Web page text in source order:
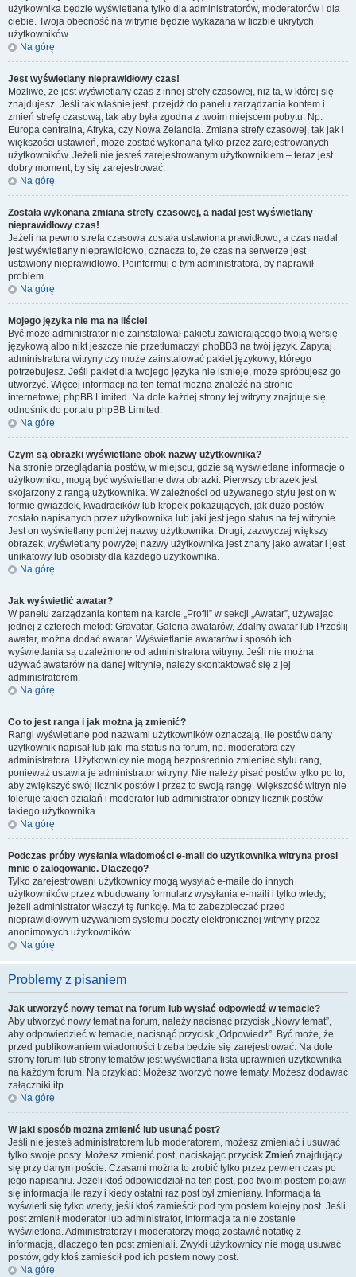
użytkownika będzie wyświetlana tylko dla administratorów, moderatorów i dla
ciebie. Twoja obecność na witrynie będzie wykazana w liczbie ukrytych
użytkowników.
Na górę
Jest wyświetlany nieprawidłowy czas!
Możliwe, że jest wyświetlany czas z innej strefy czasowej, niż ta, w której się
znajdujesz. Jeśli tak właśnie jest, przejdź do panelu zarządzania kontem i
zmień strefę czasową, tak aby była zgodna z twoim miejscem pobytu. Np.
Europa centralna, Afryka, czy Nowa Zelandia. Zmiana strefy czasowej, tak jak i
większości ustawień, może zostać wykonana tylko przez zarejestrowanych
użytkowników. Jeżeli nie jesteś zarejestrowanym użytkownikiem – teraz jest
dobry moment, by się zarejestrować.
Na górę
Została wykonana zmiana strefy czasowej, a nadal jest wyświetlany
nieprawidłowy czas!
Jeżeli na pewno strefa czasowa została ustawiona prawidłowo, a czas nadal
jest wyświetlany nieprawidłowo, oznacza to, że czas na serwerze jest
ustawiony nieprawidłowo. Poinformuj o tym administratora, by naprawił
problem.
Na górę
Mojego języka nie ma na liście!
Być może administrator nie zainstalował pakietu zawierającego twoją wersję
językową albo nikt jeszcze nie przetłumaczył phpBB3 na twój język. Zapytaj
administratora witryny czy może zainstalować pakiet językowy, którego
potrzebujesz. Jeśli pakiet dla twojego języka nie istnieje, może spróbujesz go
utworzyć. Więcej informacji na ten temat można znaleźć na stronie
internetowej phpBB Limited. Na dole każdej strony tej witryny znajduje się
odnośnik do portalu phpBB Limited.
Na górę
Czym są obrazki wyświetlane obok nazwy użytkownika?
Na stronie przeglądania postów, w miejscu, gdzie są wyświetlane informacje o
użytkowniku, mogą być wyświetlane dwa obrazki. Pierwszy obrazek jest
skojarzony z rangą użytkownika. W zależności od używanego stylu jest on w
formie gwiazdek, kwadracików lub kropek pokazujących, jak dużo postów
zostało napisanych przez użytkownika lub jaki jest jego status na tej witrynie.
Jest on wyświetlany poniżej nazwy użytkownika. Drugi, zazwyczaj większy
obrazek, wyświetlany powyżej nazwy użytkownika jest znany jako awatar i jest
unikatowy lub osobisty dla każdego użytkownika.
Na górę
Jak wyświetlić awatar?
W panelu zarządzania kontem na karcie „Profil” w sekcji „Awatar”, używając
jednej z czterech metod: Gravatar, Galeria awatarów, Zdalny awatar lub Prześlij
awatar, można dodać awatar. Wyświetlanie awatarów i sposób ich
wyświetlania są uzależnione od administratora witryny. Jeśli nie można
używać awatarów na danej witrynie, należy skontaktować się z jej
administratorem.
Na górę
Co to jest ranga i jak można ją zmienić?
Rangi wyświetlane pod nazwami użytkowników oznaczają, ile postów dany
użytkownik napisał lub jaki ma status na forum, np. moderatora czy
administratora. Użytkownicy nie mogą bezpośrednio zmieniać stylu rang,
ponieważ ustawia je administrator witryny. Nie należy pisać postów tylko po to,
aby zwiększyć swój licznik postów i przez to swoją rangę. Większość witryn nie
toleruje takich działań i moderator lub administrator obniży licznik postów
takiego użytkownika.
Na górę
Podczas próby wysłania wiadomości e-mail do użytkownika witryna prosi
mnie o zalogowanie. Dlaczego?
Tylko zarejestrowani użytkownicy mogą wysyłać e-maile do innych
użytkowników przez wbudowany formularz wysyłania e-maili i tylko wtedy,
jeżeli administrator włączył tę funkcję. Ma to zabezpieczać przed
nieprawidłowym używaniem systemu poczty elektronicznej witryny przez
anonimowych użytkowników.
Na górę
Problemy z pisaniem
Jak utworzyć nowy temat na forum lub wysłać odpowiedź w temacie?
Aby utworzyć nowy temat na forum, należy nacisnąć przycisk „Nowy temat”,
aby odpowiedzieć w temacie, nacisnąć przycisk „Odpowiedz”. Być może, że
przed publikowaniem wiadomości trzeba będzie się zarejestrować. Na dole
strony forum lub strony tematów jest wyświetlana lista uprawnień użytkownika
na każdym forum. Na przykład: Możesz tworzyć nowe tematy, Możesz dodawać
załączniki itp.
Na górę
W jaki sposób można zmienić lub usunąć post?
Jeśli nie jesteś administratorem lub moderatorem, możesz zmieniać i usuwać
tylko swoje posty. Możesz zmienić post, naciskając przycisk Zmień znajdujący
się przy danym poście. Czasami można to zrobić tylko przez pewien czas po
jego napisaniu. Jeżeli ktoś odpowiedział na ten post, pod twoim postem pojawi
się informacja ile razy i kiedy ostatni raz post był zmieniany. Informacja ta
wyświetli się tylko wtedy, jeśli ktoś zamieścił pod tym postem kolejny post. Jeśli
post zmienił moderator lub administrator, informacja ta nie zostanie
wyświetlona. Administratorzy i moderatorzy mogą zostawić notatkę z
informacją, dlaczego ten post zmieniali. Zwykli użytkownicy nie mogą usuwać
postów, gdy ktoś zamieścił pod ich postem nowy post.
Na górę